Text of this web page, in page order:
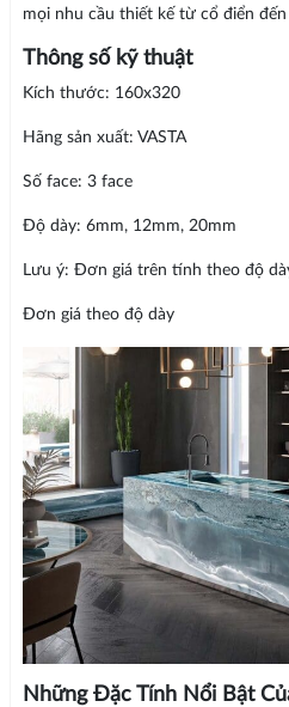
mọi nhu cầu thiết kế từ cổ điển đến
Thông số kỹ thuật
Kích thước: 160x320
Hãng sản xuất: VASTA
Số face: 3 face
Độ dày: 6mm, 12mm, 20mm
Lưu ý: Đơn giá trên tính theo độ
Đơn giá theo độ dày
Những Đặc Tính Nổi Bật